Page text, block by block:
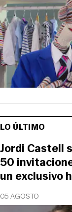
LO ÚLTIMO
05 AGOSTO
Jordi Castell
50
un exclusivo